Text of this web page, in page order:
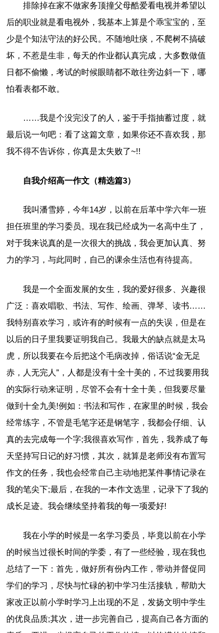
排除掉在家不做家务顶撞父母酷爱看电视并希望以
后的职业就是看电视外，我基本上算是个乖宝宝的，至
少是个知法守法的好公民。不随地吐痰，不爬树不搞破
坏，不惹是生非，每天的作业都认真完成，大多数做值
日都不偷懒，考试的时候眼睛都不敢往旁边斜一下，哪
怕看表都不敢。
……我是个没完没了的人，鉴于手指抽蓄过度，就
最后说一句吧：看了这篇文章，如果你还不喜欢我，那
我不得不告诉你，你真是太失败了~!!
自我介绍高一作文（精选篇3）
我叫潘雪婷，今年14岁，以前在后革中学六年一班
担任班里的学习委员。现在我已经成为一名高中生了，
对于我来说真的是一次很大的挑战，我会更加认真、努
力的学习，与此同时，自己的课余生活也有待提高。
我是一个全面发展的女生，我的爱好很多、兴趣很
广泛：喜欢唱歌、书法、写作、绘画、弹琴、读书……
我特别喜欢学习，或许有的时候有一点的失误，但是在
以后的日子里我要证明我自己。我最大的缺点就是太马
虎，所以我要在今后把这个毛病改掉，俗话说“金无足
赤，人无完人”，人都是没有十全十美的，不过我要用我
的实际行动来证明，尽管不会有十全十美，但我要尽量
做到十全九美!例如：书法和写作，在家里的时候，我会
经常练字，不管是毛笔字还是钢笔字，我都会仔细、认
真的去完成每一个字;我很喜欢写作，首先，我养成了每
天坚持写日记的好习惯，其次，就算是老师没有布置写
作文的任务，我也会经常自己主动地把某件事情记录在
我的笔尖下;最后，在我的一本作文选里，记录下了我的
成长足迹。我会继续坚持着我的每一项爱好!
我在小学的时候是一名学习委员，毕竟以前在小学
的时候当过很长时间的学委，有了一些经验，现在我也
总结了一下：首先，做好所有份内工作，带动并督促同
学们的学习，尽快与忙碌的初中学习生活接轨，帮助大
家改正以前小学时学习上出现的不足，发扬文明中学生
的优良品质;其次，进一步完善自己，提高自己各方面的